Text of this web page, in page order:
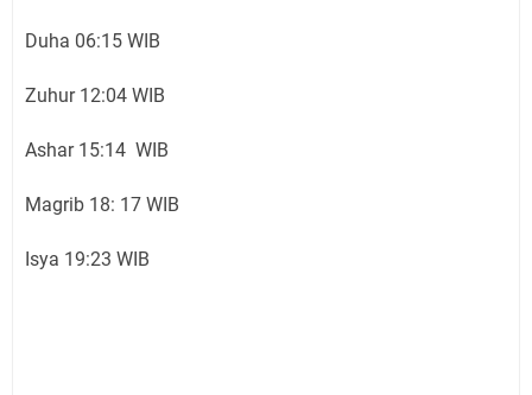
Duha 06:15 WIB
Zuhur 12:04 WIB
Ashar 15:14 WIB
Magrib 18: 17 WIB
Isya 19:23 WIB